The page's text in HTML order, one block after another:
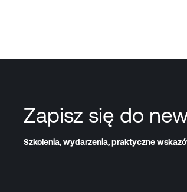
Zapisz się do
Szkolenia, wydarzenia, praktyczne